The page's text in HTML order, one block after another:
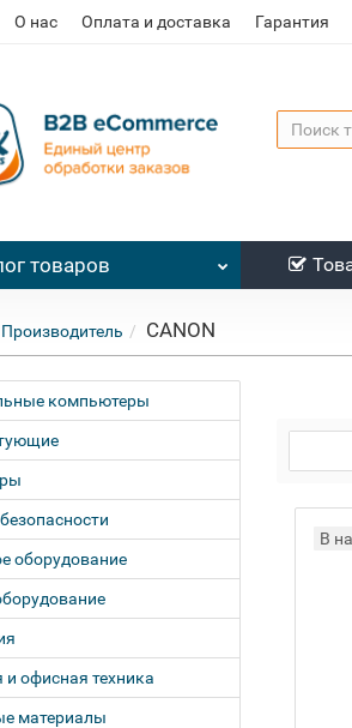
О нас Оплата и доставка Гарантия
товаров
Производитель CANON
компьютеры
оборудование
и офисная техника
материалы
В